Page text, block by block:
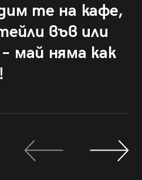
те на кафе,
във или
май няма как